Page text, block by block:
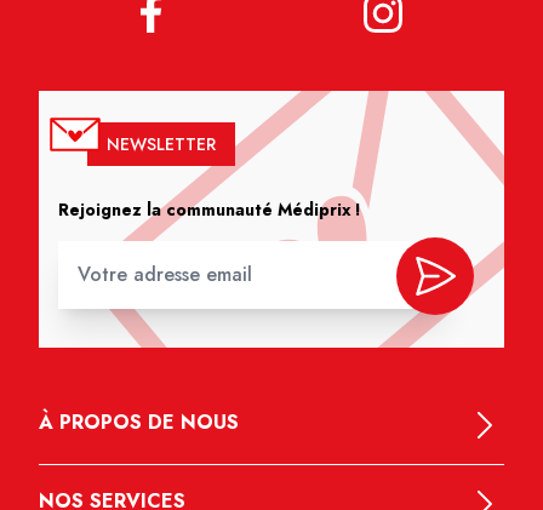
NEWSLETTER
Rejoignez la communauté Médiprix !
À PROPOS DE NOUS
NOS SERVICES